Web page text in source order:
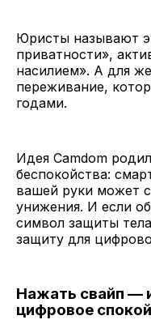
Юристы называют
приватности»,
насилием». А для
переживание,
годами.
Идея Camdom
беспокойства:
вашей руки может
унижения. И если
символ защиты
защиту для
Нажать свайп —
цифровое